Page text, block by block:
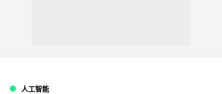
人工智能